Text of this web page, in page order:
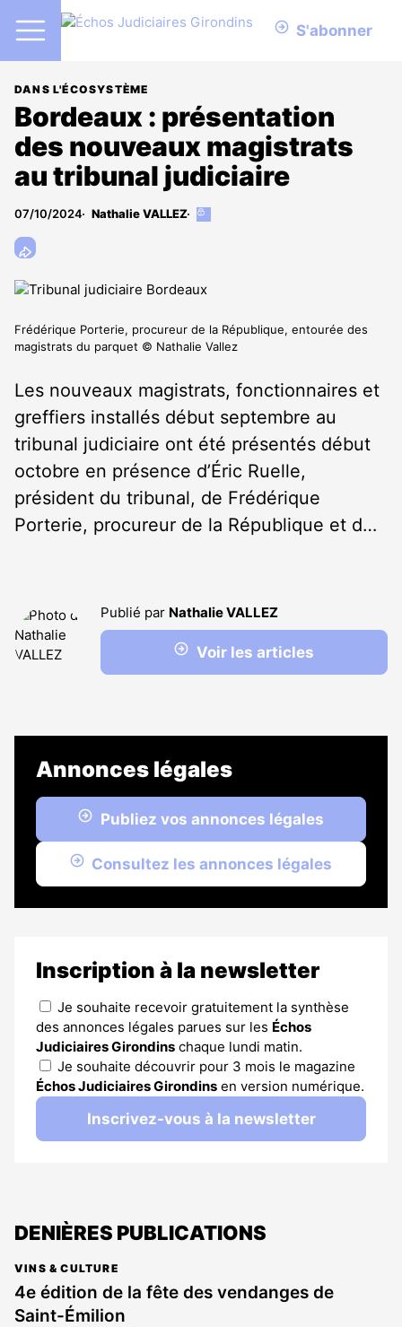
S'abonner
DANS L'ÉCOSYSTÈME
Bordeaux : présentation
des nouveaux magistrats
au tribunal judiciaire
07/10/2024 Nathalie VALLEZ
Cet
aux
Frédérique Porterie, procureur de la République, entourée des
magistrats du parquet © Nathalie Vallez
Les nouveaux magistrats, fonctionnaires et
greffiers installés début septembre au
tribunal judiciaire ont été présentés début
octobre en présence d’Éric Ruelle,
président du tribunal, de Frédérique
Porterie, procureur de la République et d…
Publié par Nathalie VALLEZ
Voir les articles
Annonces légales
Publiez vos annonces légales
Consultez les annonces légales
Inscription à la newsletter
Je souhaite recevoir gratuitement la synthèse
des annonces légales parues sur les Échos
Judiciaires Girondins chaque lundi matin.
Je souhaite découvrir pour 3 mois le magazine
Échos Judiciaires Girondins en version numérique.
Inscrivez-vous à la newsletter
DENIÈRES PUBLICATIONS
VINS & CULTURE
4e édition de la fête des vendanges de
Saint-Émilion